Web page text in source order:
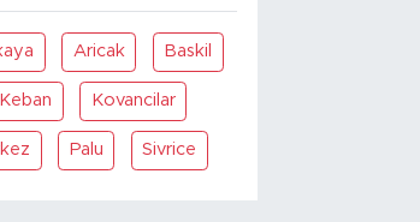
Aricak Baskil
Keban Kovancilar
Palu Sivrice